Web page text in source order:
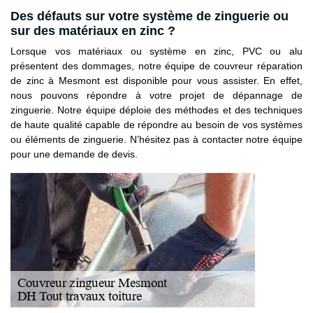
Des défauts sur votre système de zinguerie ou
sur des matériaux en zinc ?
Lorsque vos matériaux ou système en zinc, PVC ou alu
présentent des dommages, notre équipe de couvreur réparation
de zinc à Mesmont est disponible pour vous assister. En effet,
nous pouvons répondre à votre projet de dépannage de
zinguerie. Notre équipe déploie des méthodes et des techniques
de haute qualité capable de répondre au besoin de vos systèmes
ou éléments de zinguerie. N’hésitez pas à contacter notre équipe
pour une demande de devis.